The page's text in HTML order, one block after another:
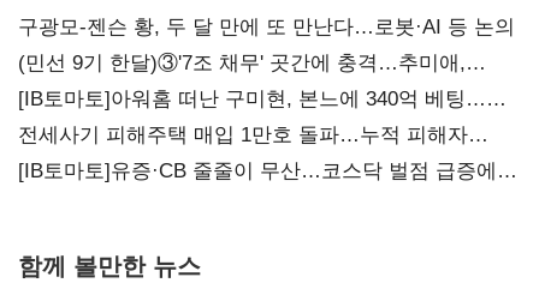
구광모-젠슨 황, 두 달 만에 또 만난다…로봇·AI 등 논의
(민선 9기 한달)③'7조 채무' 곳간에 충격…추미애,
20년만에 '비상재정' 선언 승부수
[IB토마토]아워홈 떠난 구미현, 본느에 340억 베팅…
가족 지배체제 구축
전세사기 피해주택 매입 1만호 돌파…누적 피해자
4만278명
[IB토마토]유증·CB 줄줄이 무산…코스닥 벌점 급증에
함께 볼만한 뉴스